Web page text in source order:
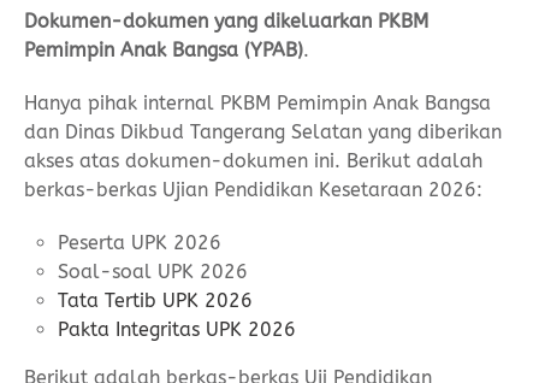
Dokumen-dokumen yang dikeluarkan PKBM
Pemimpin Anak Bangsa (YPAB).
Hanya pihak internal PKBM Pemimpin Anak Bangsa
dan Dinas Dikbud Tangerang Selatan yang diberikan
akses atas dokumen-dokumen ini. Berikut adalah
berkas-berkas Ujian Pendidikan Kesetaraan 2026:
Peserta UPK 2026
Soal-soal UPK 2026
Tata Tertib UPK 2026
Pakta Integritas UPK 2026
Berikut adalah berkas-berkas Uji Pendidikan